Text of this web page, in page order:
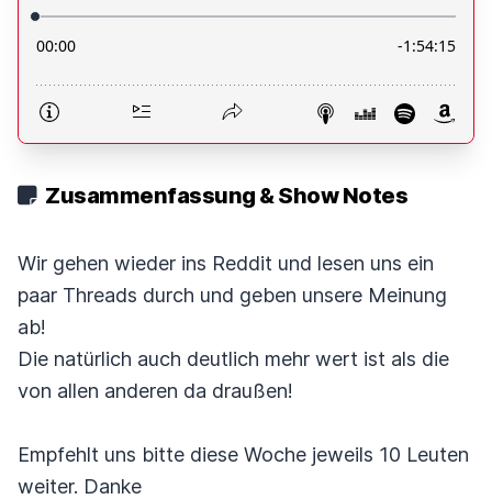
Zusammenfassung & Show Notes
Wir gehen wieder ins Reddit und lesen uns ein
paar Threads durch und geben unsere Meinung
ab!
Die natürlich auch deutlich mehr wert ist als die
von allen anderen da draußen!
Empfehlt uns bitte diese Woche jeweils 10 Leuten
weiter. Danke